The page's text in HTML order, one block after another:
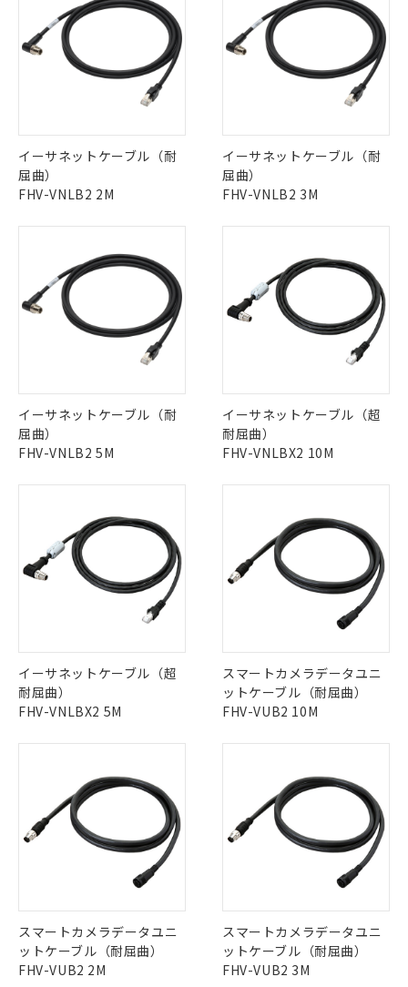
イーサネットケーブル（耐
屈曲）
FHV-VNLB2 2M
イーサネットケーブル（耐
屈曲）
FHV-VNLB2 3M
イーサネットケーブル（耐
屈曲）
FHV-VNLB2 5M
イーサネットケーブル（超
耐屈曲）
FHV-VNLBX2 10M
イーサネットケーブル（超
耐屈曲）
FHV-VNLBX2 5M
スマートカメラデータユニ
ットケーブル（耐屈曲）
FHV-VUB2 10M
スマートカメラデータユニ
ットケーブル（耐屈曲）
FHV-VUB2 2M
スマートカメラデータユニ
ットケーブル（耐屈曲）
FHV-VUB2 3M